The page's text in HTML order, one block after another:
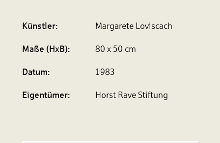
Künstler: Margarete Loviscach
Maße (HxB): 80 x 50 cm
Datum: 1983
Eigen­tümer: Horst Rave Stiftung